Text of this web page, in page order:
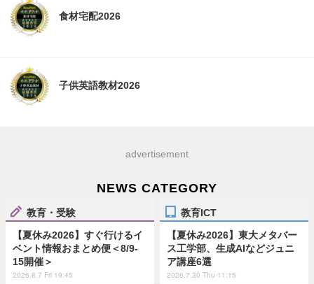
食材宅配2026
子供英語教材2026
advertisement
NEWS CATEGORY
教育・受験
【夏休み2026】すぐ行けるイ
ベント情報おまとめ便＜8/9-
15開催＞
2026.8.7 Fri 19:45
教育ICT
【夏休み2026】東大メタバー
ス工学部、生成AIなどジュニ
ア講座6選
2026.7.30 Thu 11:15